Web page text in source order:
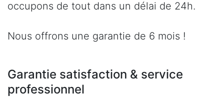
occupons de tout dans un délai de 24h.
Nous offrons une garantie de 6 mois !
Garantie satisfaction & service
professionnel